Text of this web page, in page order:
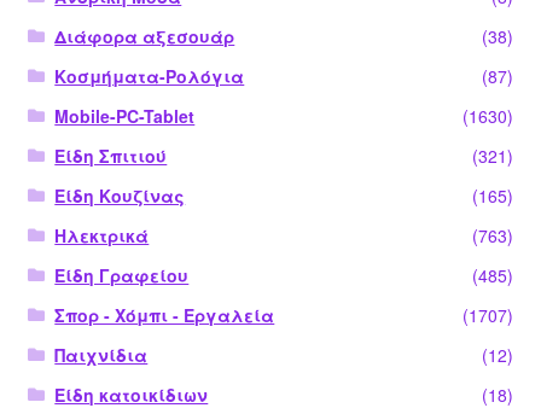
Διάφορα αξεσουάρ
(38)
Κοσμήματα-Ρολόγια
(87)
Mobile-PC-Tablet
(1630)
Είδη Σπιτιού
(321)
Είδη Κουζίνας
(165)
Ηλεκτρικά
(763)
Είδη Γραφείου
(485)
Σπορ - Χόμπι - Εργαλεία
(1707)
Παιχνίδια
(12)
Είδη κατοικίδιων
(18)